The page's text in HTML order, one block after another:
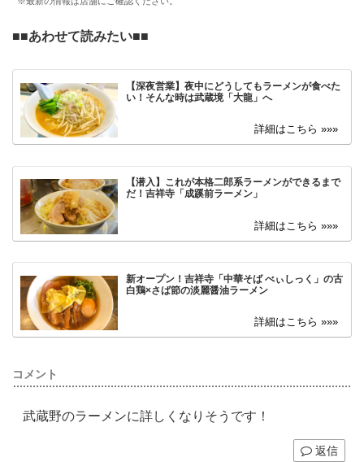
■■あわせて読みたい■■
【深夜営業】夜中にどうしてもラーメンが食べた
い！そんな時は武蔵境「大龍」へ
【潜入】これが本格二郎系ラーメンができるまで
だ！吉祥寺「成蹊前ラーメン」
新オープン！吉祥寺「中華そば べぃしっく」の古
白鶏×さば節の淡麗醤油ラーメン
コメント
武蔵野のラーメンに詳しくなりそうです！
返信